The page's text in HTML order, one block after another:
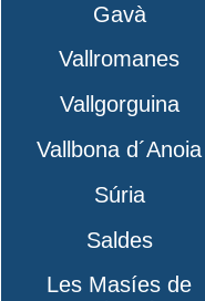
Gavà
Vallromanes
Vallgorguina
Vallbona d´Anoia
Súria
Saldes
Les Masíes de